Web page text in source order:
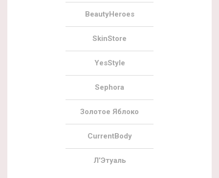
BeautyHeroes
SkinStore
YesStyle
Sephora
Золотое Яблоко
CurrentBody
Л’Этуаль